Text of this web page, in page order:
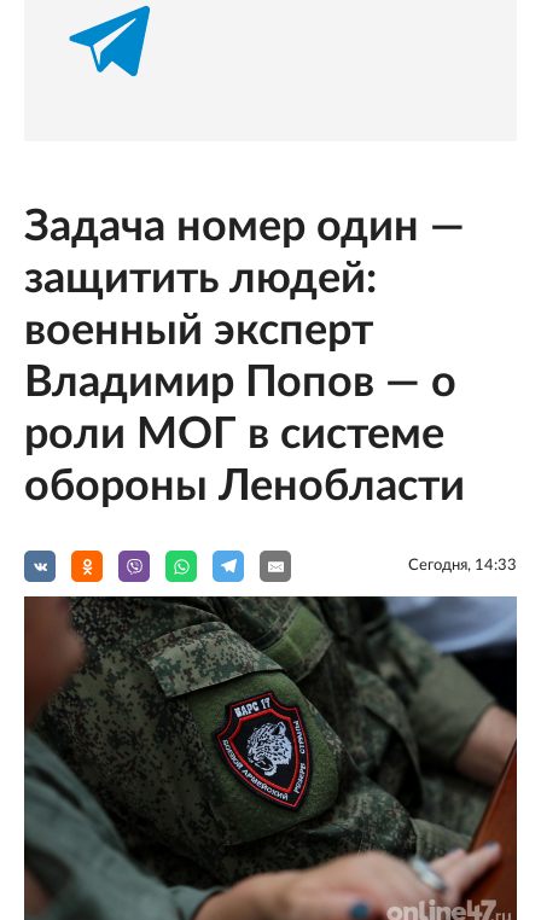
Задача номер один —
защитить людей:
военный эксперт
Владимир Попов — о
роли МОГ в системе
обороны Ленобласти
Сегодня, 14:33